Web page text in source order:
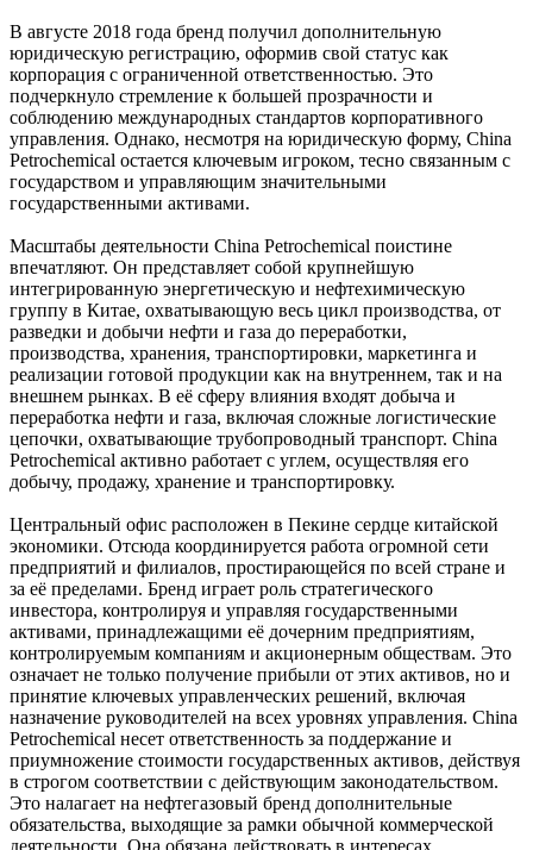
В августе 2018 года бренд получил дополнительную
юридическую регистрацию, оформив свой статус как
корпорация с ограниченной ответственностью. Это
подчеркнуло стремление к большей прозрачности и
соблюдению международных стандартов корпоративного
управления. Однако, несмотря на юридическую форму, China
Petrochemical остается ключевым игроком, тесно связанным с
государством и управляющим значительными
государственными активами.
Масштабы деятельности China Petrochemical поистине
впечатляют. Он представляет собой крупнейшую
интегрированную энергетическую и нефтехимическую
группу в Китае, охватывающую весь цикл производства, от
разведки и добычи нефти и газа до переработки,
производства, хранения, транспортировки, маркетинга и
реализации готовой продукции как на внутреннем, так и на
внешнем рынках. В её сферу влияния входят добыча и
переработка нефти и газа, включая сложные логистические
цепочки, охватывающие трубопроводный транспорт. China
Petrochemical активно работает с углем, осуществляя его
добычу, продажу, хранение и транспортировку.
Центральный офис расположен в Пекине сердце китайской
экономики. Отсюда координируется работа огромной сети
предприятий и филиалов, простирающейся по всей стране и
за её пределами. Бренд играет роль стратегического
инвестора, контролируя и управляя государственными
активами, принадлежащими её дочерним предприятиям,
контролируемым компаниям и акционерным обществам. Это
означает не только получение прибыли от этих активов, но и
принятие ключевых управленческих решений, включая
назначение руководителей на всех уровнях управления. China
Petrochemical несет ответственность за поддержание и
приумножение стоимости государственных активов, действуя
в строгом соответствии с действующим законодательством.
Это налагает на нефтегазовый бренд дополнительные
обязательства, выходящие за рамки обычной коммерческой
деятельности. Она обязана действовать в интересах